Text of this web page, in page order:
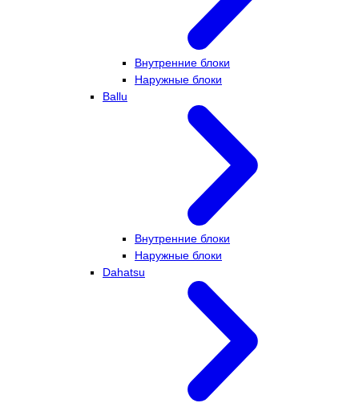
Внутренние блоки
Наружные блоки
Ballu
Внутренние блоки
Наружные блоки
Dahatsu